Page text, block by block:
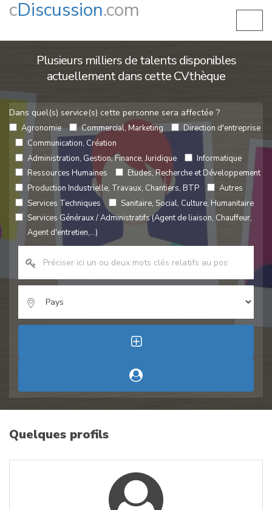
cDiscussion.com
Plusieurs milliers de talents disponibles
actuellement dans cette CVthèque
Dans quel(s) service(s) cette personne sera affectée ?
Agronomie Commercial, Marketing
Direction d'entreprise
Communication, Création
Administration, Gestion, Finance, Juridique
Informatique
Ressources Humaines
Etudes, Recherche et Développement
Production Industrielle, Travaux, Chantiers, BTP
Autres
Services Techniques
Sanitaire, Social, Culture, Humanitaire
Services Généraux / Administratifs (Agent de liaison, Chauffeur,
Agent d'entretien,...)
Quelques profils